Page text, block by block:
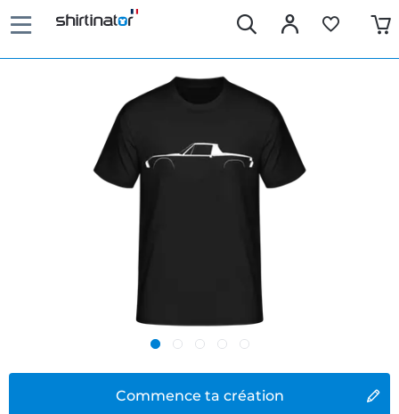
Commence ta création